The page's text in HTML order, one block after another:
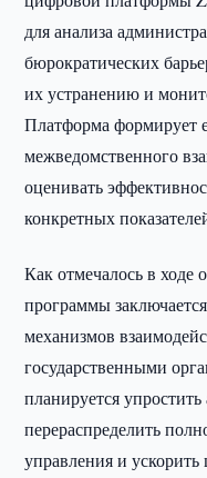
для анализа
бюрократических
их устранению и
Платформа формирует
межведомственного
оценивать
конкретных
Как отмечалось в ходе
программы
механизмов
государственными
планируется
перераспределить
управления и